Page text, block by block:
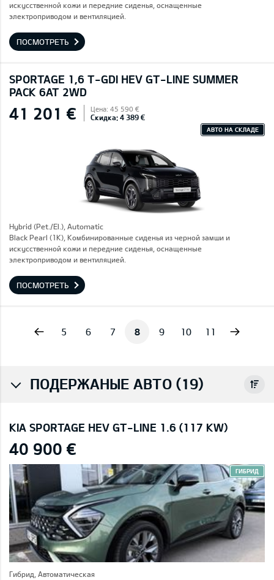
искусственной кожи и передние сиденья, оснащенные
электроприводом и вентиляцией.
ПОСМОТРЕТЬ
SPORTAGE 1,6 T-GDI HEV GT-LINE SUMMER
PACK 6AT 2WD
41 201 € Цена: 45 590 €
Скидка: 4 389 €
АВТО НА СКЛАДЕ
Hybrid (Pet./El.), Automatic
Black Pearl (1K), Комбинированные сиденья из черной замши и
искусственной кожи и передние сиденья, оснащенные
электроприводом и вентиляцией.
ПОСМОТРЕТЬ
5 6 7 8 9 10 11
ПОДЕРЖАНЫЕ АВТО (19)
KIA SPORTAGE HEV GT-LINE 1.6 (117 KW)
40 900 €
ГИБРИД
Гибрид, Автоматическая